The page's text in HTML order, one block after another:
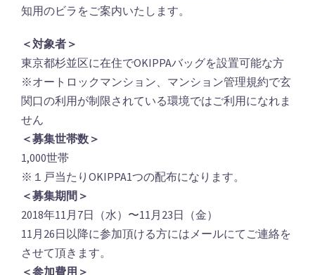
知用のビラをご案内いたします。
＜対象者＞
東京都杉並区に在住でOKIPPAバッグを設置可能な方
※オートロックマンション、マンション管理規約で玄
関口の利用が制限されている環境ではご利用になれま
せん
＜募集世帯数＞
1,000世帯
※１戸当たりOKIPPA1つの配布になります。
＜募集期間＞
2018年11月7日（水）〜11月23日（金）
11月26日以降に参加頂ける方にはメールにてご連絡を
させて頂きます。
＜参加費用＞